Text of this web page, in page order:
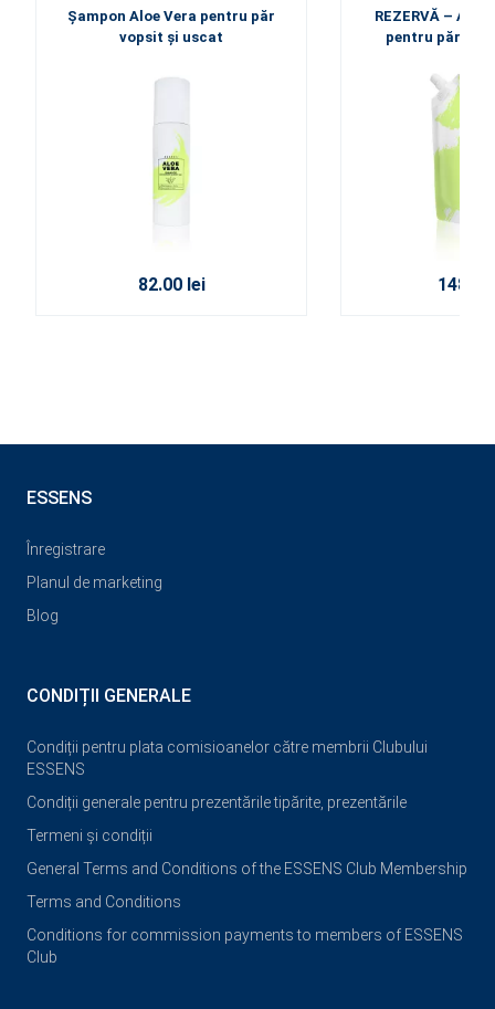
Șampon Aloe Vera pentru păr
vopsit și uscat
82.00 lei
REZERVĂ – Aloe
pentru păr
ESSENS
Înregistrare
Planul de marketing
Blog
CONDIȚII GENERALE
Condiții pentru plata comisioanelor către membrii Clubului
ESSENS
Condiții generale pentru prezentările tipărite, prezentările
Termeni și condiții
General Terms and Conditions of the ESSENS Club Membership
Terms and Conditions
Conditions for commission payments to members of ESSENS
Club